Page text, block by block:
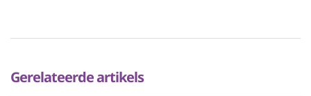
Gerelateerde artikels